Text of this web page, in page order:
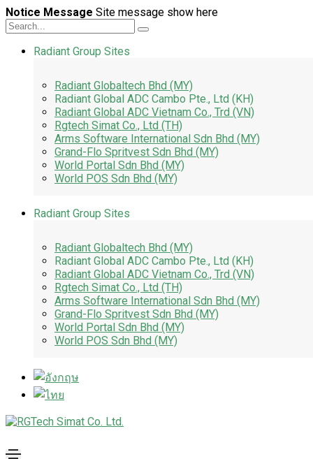
Notice Message Site message show here
Radiant Group Sites
Radiant Globaltech Bhd (MY)
Radiant Global ADC Cambo Pte., Ltd (KH)
Radiant Global ADC Vietnam Co., Trd (VN)
Rgtech Simat Co., Ltd (TH)
Arms Software International Sdn Bhd (MY)
Grand-Flo Spritvest Sdn Bhd (MY)
World Portal Sdn Bhd (MY)
World POS Sdn Bhd (MY)
Radiant Group Sites
Radiant Globaltech Bhd (MY)
Radiant Global ADC Cambo Pte., Ltd (KH)
Radiant Global ADC Vietnam Co., Trd (VN)
Rgtech Simat Co., Ltd (TH)
Arms Software International Sdn Bhd (MY)
Grand-Flo Spritvest Sdn Bhd (MY)
World Portal Sdn Bhd (MY)
World POS Sdn Bhd (MY)